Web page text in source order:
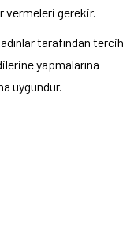
vermeleri gerekir.
tarafından tercih
yapmalarına
uygundur.